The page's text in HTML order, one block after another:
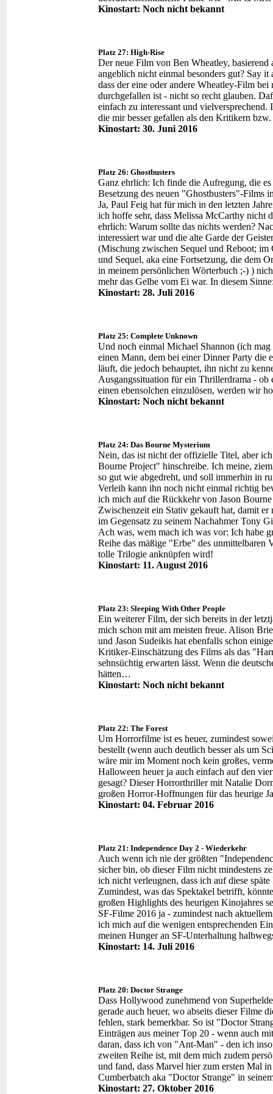
Kinostart: Noch nicht bekannt
Platz 27: High-Rise
Der neue Film von Ben Wheatley,
angeblich nicht einmal besonders gut? Say
dass der eine oder andere Wheatley-Film
durchgefallen ist - nicht so recht glauben.
einfach zu interessant und
die mir besser gefallen als den Kritikern
Kinostart: 30. Juni 2016
Platz 26: Ghostbusters
Ganz ehrlich: Ich finde die Aufregung, die
Besetzung des neuen "Ghostbusters"-Films
Ja, Paul Feig hat für mich in den letzten
ich hoffe sehr, dass Melissa McCarthy nicht
ehrlich: Warum sollte das nichts werden?
interessiert war und die alte Garde der
(Mischung zwischen Sequel und Reboot; im
und Sequel, aka eine Fortsetzung, die dem
in meinem persönlichen Wörterbuch ;-) )
mehr das Gelbe vom Ei war. In diesem
Kinostart: 28. Juli 2016
Platz 25: Complete Unknown
Und noch einmal Michael Shannon (ich
einen Mann, dem bei einer Dinner Party die
läuft, die jedoch behauptet, ihn nicht zu
Ausgangssituation für ein Thrillerdrama - ob
einen ebensolchen einzulösen, werden wir
Kinostart: Noch nicht bekannt
Platz 24: Das Bourne Mysterium
Nein, das ist nicht der offizielle Titel, aber
Bourne Project" hinschreibe. Ich meine,
so gut wie abgedreht, und soll immerhin in
Verleih kann ihn noch nicht einmal richtig
ich mich auf die Rückkehr von Jason
Zwischenzeit ein Stativ gekauft hat, damit
im Gegensatz zu seinem Nachahmer Tony
Ach was, wem mach ich was vor: Ich habe
Reihe das mäßige "Erbe" des unmittelbaren
tolle Trilogie anknüpfen wird!
Kinostart: 11. August 2016
Platz 23: Sleeping With Other People
Ein weiterer Film, der sich bereits in der
mich schon mit am meisten freue. Alison
und Jason Sudeikis hat ebenfalls schon
Kritiker-Einschätzung des Films als das
sehnsüchtig erwarten lässt. Wenn die
hätten…
Kinostart: Noch nicht bekannt
Platz 22: The Forest
Um Horrorfilme ist es heuer, zumindest
bestellt (wenn auch deutlich besser als um
wäre mir im Moment noch kein großes,
Halloween heuer ja auch einfach auf den
gesagt? Dieser Horrorthriller mit Natalie
großen Horror-Hoffnungen für das heurige
Kinostart: 04. Februar 2016
Platz 21: Independence Day 2 - Wiederkehr
Auch wenn ich nie der größten
sicher bin, ob dieser Film nicht mindestens
ich nicht verleugnen, dass ich auf diese
Zumindest, was das Spektakel betrifft,
großen Highlights des heurigen Kinojahres
SF-Filme 2016 ja - zumindest nach
ich mich auf die wenigen entsprechenden
meinen Hunger an SF-Unterhaltung
Kinostart: 14. Juli 2016
Platz 20: Doctor Strange
Dass Hollywood zunehmend von
gerade auch heuer, wo abseits dieser Filme
fehlen, stark bemerkbar. So ist "Doctor
Einträgen aus meiner Top 20 - wenn auch
daran, dass ich von "Ant-Man" - den ich
zweiten Reihe ist, mit dem mich zudem
und fand, dass Marvel hier zum ersten Mal
Cumberbatch aka "Doctor Strange" in
Kinostart: 27. Oktober 2016